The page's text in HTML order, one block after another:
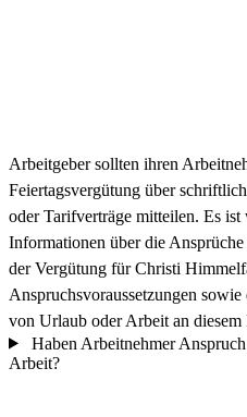
Arbeitgeber sollten ihren
Feiertagsvergütung über
oder Tarifverträge mitteilen. Es
Informationen über die
der Vergütung für Christi
Anspruchsvoraussetzungen
von Urlaub oder Arbeit an diesem
Haben Arbeitnehmer
Arbeit?